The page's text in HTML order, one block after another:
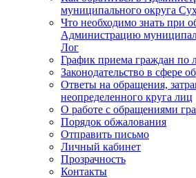
муниципального округа
Что необходимо знать при
Администрацию
Лог
График приема граждан по
Законодательство в сфере
Ответы на обращения,
неопределенного круга лиц
О работе с обращениями
Порядок обжалования
Отправить письмо
Личный кабинет
Прозрачность
Контакты